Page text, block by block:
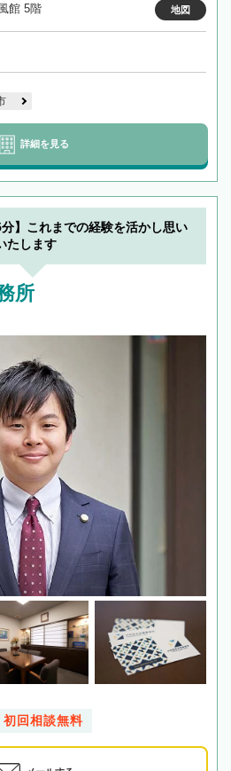
館 5階
地図
詳細を見る
分】これまでの経験を活かし思い
たします
所
初回相談無料